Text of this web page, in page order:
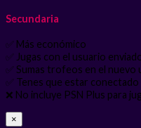
Secundaria
✅ Más económico
✅ Jugas con el usuario
✅ Sumas trofeos en el nuevo
✅ Tenes que estar
❌ No incluye PSN Plus para
×